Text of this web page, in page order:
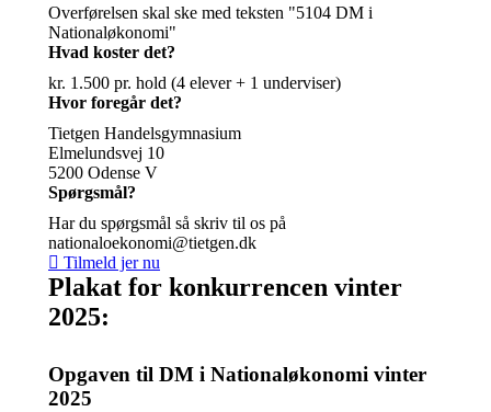
Overførelsen skal ske med teksten "5104 DM i
Nationaløkonomi"
Hvad koster det?
kr. 1.500 pr. hold (4 elever + 1 underviser)
Hvor foregår det?
Tietgen Handelsgymnasium
Elmelundsvej 10
5200 Odense V
Spørgsmål?
Har du spørgsmål så skriv til os på
nationaloekonomi@tietgen.dk
Tilmeld jer nu
Plakat for konkurrencen vinter
2025:
Opgaven til DM i Nationaløkonomi vinter
2025